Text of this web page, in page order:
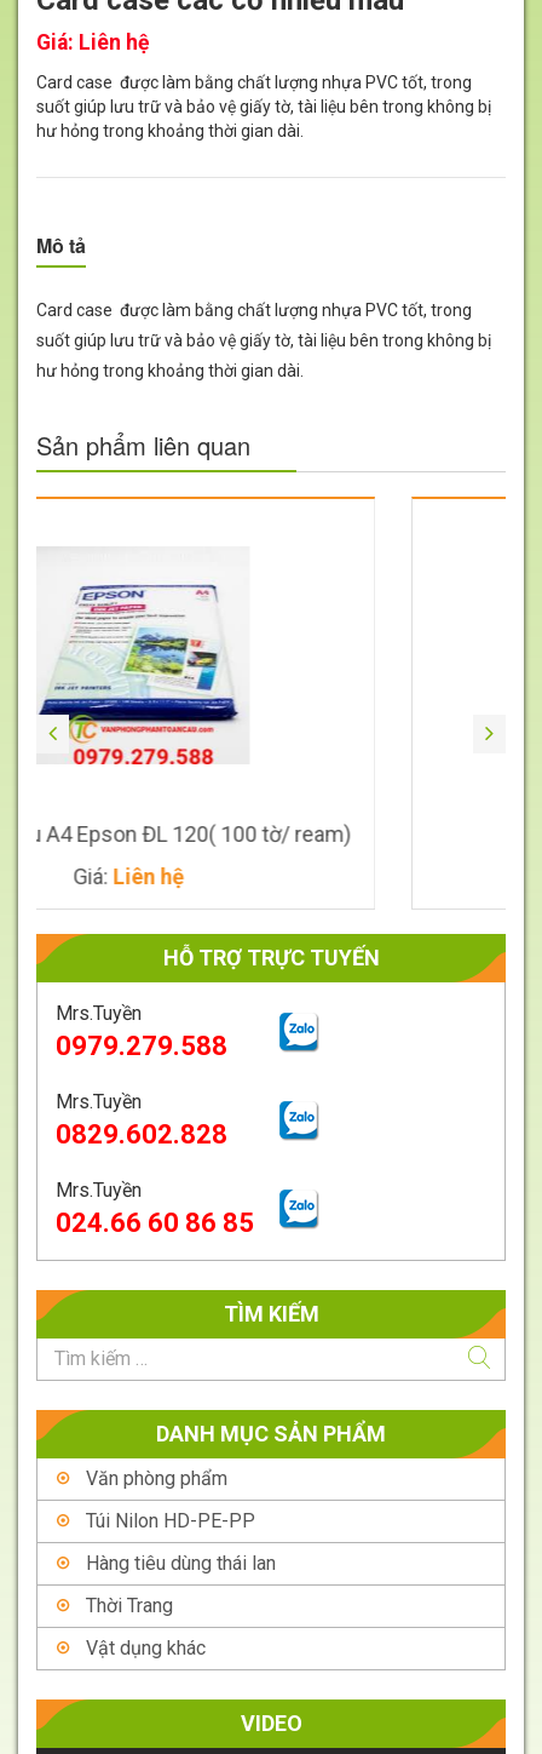
Giá: Liên hệ
Card case được làm bằng chất lượng nhựa PVC tốt, trong
suốt giúp lưu trữ và bảo vệ giấy tờ, tài liệu bên trong không bị
hư hỏng trong khoảng thời gian dài.
Mô tả
Card case được làm bằng chất lượng nhựa PVC tốt, trong
suốt giúp lưu trữ và bảo vệ giấy tờ, tài liệu bên trong không bị
hư hỏng trong khoảng thời gian dài.
Sản phẩm liên quan
ĐL 120( 100 tờ/ ream)
HỖ TRỢ TRỰC TUYẾN
Mrs.Tuyền
0979.279.588
Mrs.Tuyền
0829.602.828
Mrs.Tuyền
024.66 60 86 85
TÌM KIẾM
DANH MỤC SẢN PHẨM
Văn phòng phẩm
Túi Nilon HD-PE-PP
Hàng tiêu dùng thái lan
Thời Trang
Vật dụng khác
VIDEO